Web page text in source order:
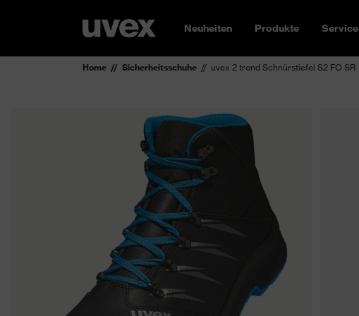
Neuheiten Produkte Service
Home Sicherheitsschuhe uvex 2 trend Schnürstiefel S2 FO SR